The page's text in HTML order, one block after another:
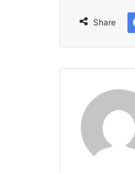
Share